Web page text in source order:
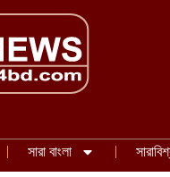
সারা বাংলা